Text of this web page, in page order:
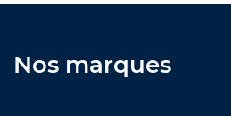
Nos marques